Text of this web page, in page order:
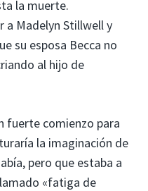
la muerte.
a Madelyn Stillwell y
su esposa Becca no
al hijo de
fuerte comienzo para
la imaginación de
pero que estaba a
«fatiga de